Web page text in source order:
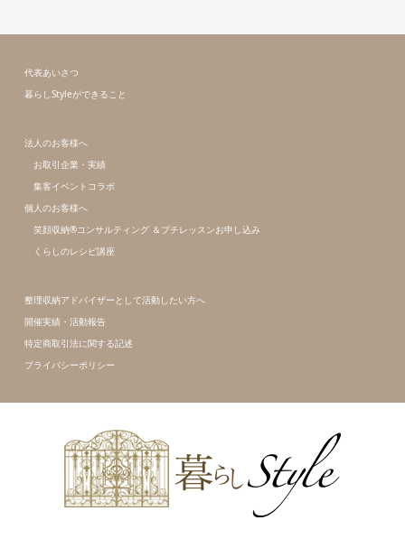
代表あいさつ
暮らしStyleができること
法人のお客様へ
お取引企業・実績
集客イベントコラボ
個人のお客様へ
笑顔収納®コンサルティング ＆プチレッスンお申し込み
くらしのレシピ講座
整理収納アドバイザーとして活動したい方へ
開催実績・活動報告
特定商取引法に関する記述
プライバシーポリシー